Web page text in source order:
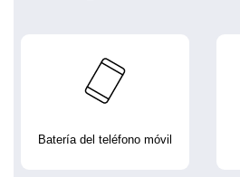
Batería del teléfono móvil